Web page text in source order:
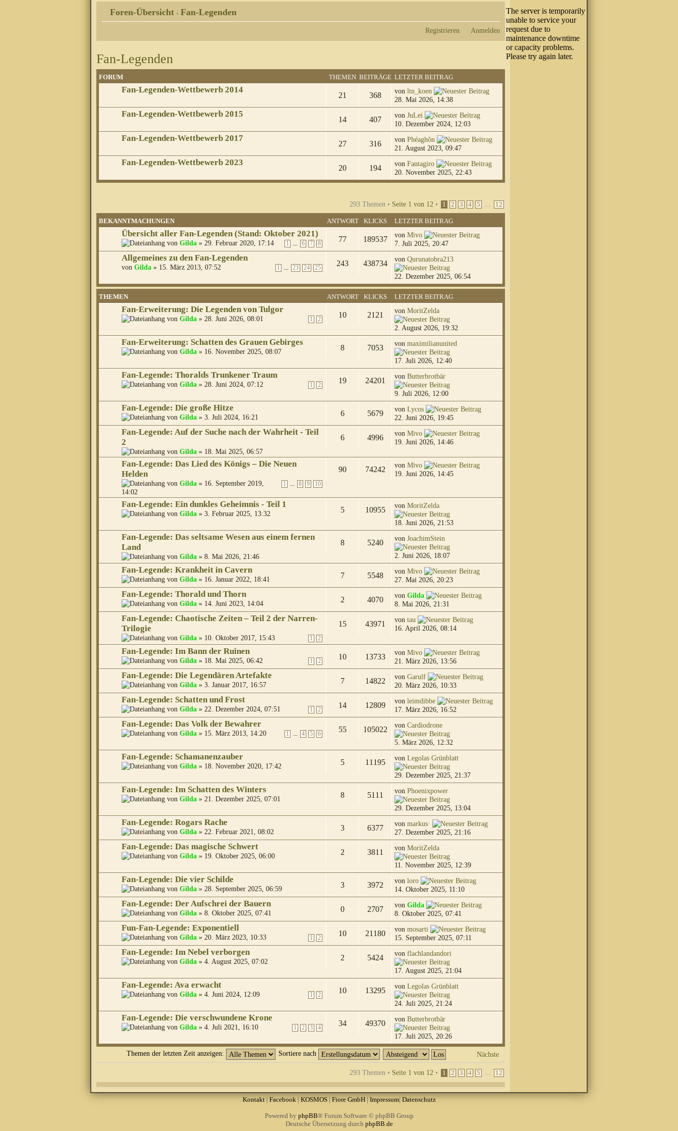
Foren-Übersicht ‹ Fan-Legenden
Registrieren Anmelden
Fan-Legenden
FORUM THEMEN BEITRÄGE LETZTER BEITRAG
Fan-Legenden-Wettbewerb 2014
21 368 von ltn_koen
28. Mai 2026, 14:38
Fan-Legenden-Wettbewerb 2015
14 407 von JuLei
10. Dezember 2024, 12:03
Fan-Legenden-Wettbewerb 2017
27 316 von Phéaghôn
21. August 2023, 09:47
Fan-Legenden-Wettbewerb 2023
20 194 von Fantagiro
20. November 2025, 22:43
293 Themen • Seite 1 von 12 • 1 2 3 4 5 12
BEKANNTMACHUNGEN ANTWORT KLICKS LETZTER BEITRAG
Übersicht aller Fan-Legenden (Stand: Oktober 2021)
1 ... 6 7 8
von Gilda » 29. Februar 2020, 17:14 77 189537 von Mivo
7. Juli 2025, 20:47
Allgemeines zu den Fan-Legenden
1 ... 23 24 25
von Gilda » 15. März 2013, 07:52 243 438734 von Qurunatobra213
22. Dezember 2025, 06:54
THEMEN ANTWORT KLICKS LETZTER BEITRAG
Fan-Erweiterung: Die Legenden von Tulgor
1 2
von Gilda » 28. Juni 2026, 08:01 10 2121 von MoritZelda
2. August 2026, 19:32
Fan-Erweiterung: Schatten des Grauen Gebirges
von Gilda » 16. November 2025, 08:07 8 7053 von maximilianunited
17. Juli 2026, 12:40
Fan-Legende: Thoralds Trunkener Traum
1 2
von Gilda » 28. Juni 2024, 07:12 19 24201 von Butterbrotbär
9. Juli 2026, 12:00
Fan-Legende: Die große Hitze
von Gilda » 3. Juli 2024, 16:21 6 5679 von Lycos
22. Juni 2026, 19:45
Fan-Legende: Auf der Suche nach der Wahrheit - Teil
2
von Gilda » 18. Mai 2025, 06:57
6 4996 von Mivo
19. Juni 2026, 14:46
Fan-Legende: Das Lied des Königs – Die Neuen
Helden
1 ... 8 9 10
von Gilda » 16. September 2019,
14:02
90 74242 von Mivo
19. Juni 2026, 14:45
Fan-Legende: Ein dunkles Geheimnis - Teil 1
von Gilda » 3. Februar 2025, 13:32 5 10955 von MoritZelda
18. Juni 2026, 21:53
Fan-Legende: Das seltsame Wesen aus einem fernen
Land
von Gilda » 8. Mai 2026, 21:46
8 5240 von JoachimStein
2. Juni 2026, 18:07
Fan-Legende: Krankheit in Cavern
von Gilda » 16. Januar 2022, 18:41 7 5548 von Mivo
27. Mai 2026, 20:23
Fan-Legende: Thorald und Thorn
von Gilda » 14. Juni 2023, 14:04 2 4070 von Gilda
8. Mai 2026, 21:31
Fan-Legende: Chaotische Zeiten – Teil 2 der Narren-
Trilogie
1 2
von Gilda » 10. Oktober 2017, 15:43
15 43971 von tau
16. April 2026, 08:14
Fan-Legende: Im Bann der Ruinen
1 2
von Gilda » 18. Mai 2025, 06:42 10 13733 von Mivo
21. März 2026, 13:56
Fan-Legende: Die Legendären Artefakte
von Gilda » 3. Januar 2017, 16:57 7 14822 von Garulf
20. März 2026, 10:33
Fan-Legende: Schatten und Frost
1 2
von Gilda » 22. Dezember 2024, 07:51 14 12809 von leimdibbe
17. März 2026, 16:52
Fan-Legende: Das Volk der Bewahrer
1 ... 4 5 6
von Gilda » 15. März 2013, 14:20 55 105022 von Cardiodrone
5. März 2026, 12:32
Fan-Legende: Schamanenzauber
von Gilda » 18. November 2020, 17:42 5 11195 von Legolas Grünblatt
29. Dezember 2025, 21:37
Fan-Legende: Im Schatten des Winters
von Gilda » 21. Dezember 2025, 07:01 8 5111 von Phoenixpower
29. Dezember 2025, 13:04
Fan-Legende: Rogars Rache
von Gilda » 22. Februar 2021, 08:02 3 6377 von markus·
27. Dezember 2025, 21:16
Fan-Legende: Das magische Schwert
von Gilda » 19. Oktober 2025, 06:00 2 3811 von MoritZelda
11. November 2025, 12:39
Fan-Legende: Die vier Schilde
von Gilda » 28. September 2025, 06:59 3 3972 von loro
14. Oktober 2025, 11:10
Fan-Legende: Der Aufschrei der Bauern
von Gilda » 8. Oktober 2025, 07:41 0 2707 von Gilda
8. Oktober 2025, 07:41
Fun-Fan-Legende: Exponentiell
1 2
von Gilda » 20. März 2023, 10:33 10 21180 von mosarti
15. September 2025, 07:11
Fan-Legende: Im Nebel verborgen
von Gilda » 4. August 2025, 07:02 2 5424 von flachlandandori
17. August 2025, 21:04
Fan-Legende: Ava erwacht
1 2
von Gilda » 4. Juni 2024, 12:09 10 13295 von Legolas Grünblatt
24. Juli 2025, 21:24
Fan-Legende: Die verschwundene Krone
1 2 3 4
von Gilda » 4. Juli 2021, 16:10 34 49370 von Butterbrotbär
17. Juli 2025, 20:26
Nächste
Themen der letzten Zeit anzeigen: Sortiere nach
293 Themen • Seite 1 von 12 • 1 2 3 4 5 12
Kontakt| Facebook| KOSMOS| Fiore GmbH| Impressum| Datenschutz
Powered by phpBB® Forum Software © phpBB Group
Deutsche Übersetzung durch phpBB.de